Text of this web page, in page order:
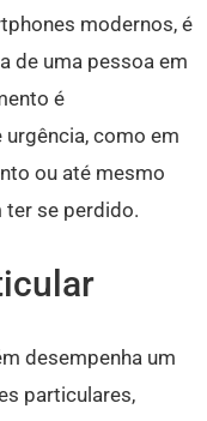
modernos, é
de uma pessoa em
é
como em
ou até mesmo
ter se perdido.
desempenha um
particulares,